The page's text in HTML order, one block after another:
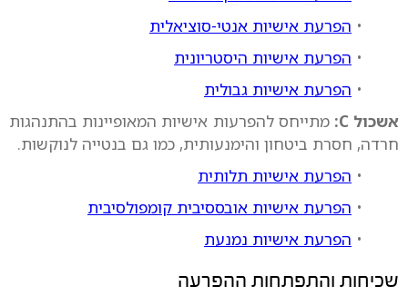
• הפרעת אישיות אנטי-סוציאלית
• הפרעת אישיות היסטריונית
• הפרעת אישיות גבולית
אשכול C:
מתייחס להפרעות אישיות המאופיינות בהתנהגות
חרדה, חסרת ביטחון והימנעותית, כמו גם בנטייה לנוקשות.
• הפרעת אישיות תלותית
• הפרעת אישיות אובססיבית קומפולסיבית
• הפרעת אישיות נמנעת
שכיחות והתפתחות ההפרעה